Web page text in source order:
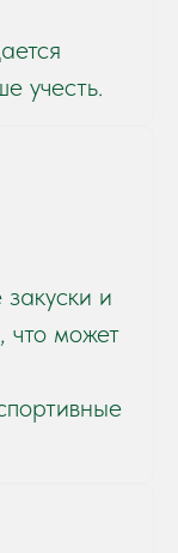
учесть.
и
что может